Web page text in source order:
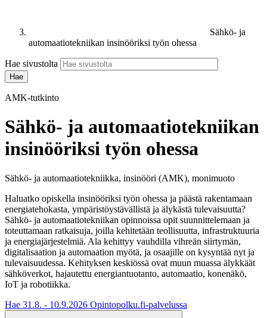
Sähkö- ja
automaatiotekniikan insinööriksi työn ohessa
Hae sivustolta
AMK-tutkinto
Sähkö- ja automaatiotekniikan
insinööriksi työn ohessa
Sähkö- ja automaatiotekniikka, insinööri (AMK), monimuoto
Haluatko opiskella insinööriksi työn ohessa ja päästä rakentamaan
energiatehokasta, ympäristöystävällistä ja älykästä tulevaisuutta?
Sähkö- ja automaatiotekniikan opinnoissa opit suunnittelemaan ja
toteuttamaan ratkaisuja, joilla kehitetään teollisuutta, infrastruktuuria
ja energiajärjestelmiä. Ala kehittyy vauhdilla vihreän siirtymän,
digitalisaation ja automaation myötä, ja osaajille on kysyntää nyt ja
tulevaisuudessa. Kehityksen keskiössä ovat muun muassa älykkäät
sähköverkot, hajautettu energiantuotanto, automaatio, konenäkö,
IoT ja robotiikka.
Hae 31.8. - 10.9.2026 Opintopolku.fi-palvelussa